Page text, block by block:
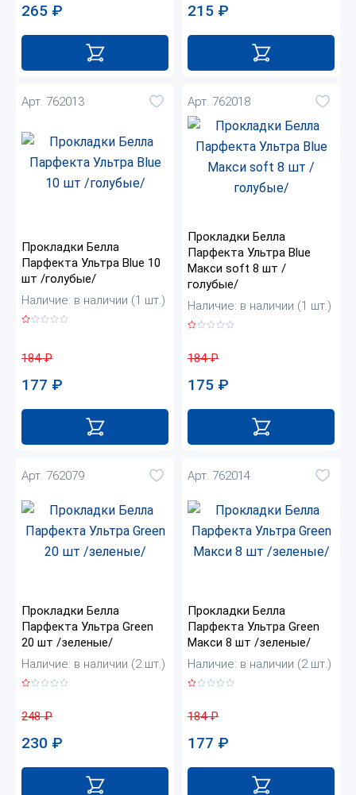
265 ₽ 215 ₽
Арт. 762013
Прокладки Белла
Парфекта Ультра Blue 10
шт /голубые/
Наличие: в наличии (1 шт.)
184₽
177 ₽
Арт. 762018
Прокладки Белла
Парфекта Ультра Blue
Макси soft 8 шт /
голубые/
Наличие: в наличии (1 шт.)
184₽
175 ₽
Арт. 762079
Прокладки Белла
Парфекта Ультра Green
20 шт /зеленые/
Наличие: в наличии (2 шт.)
248₽
230 ₽
Арт. 762014
Прокладки Белла
Парфекта Ультра Green
Макси 8 шт /зеленые/
Наличие: в наличии (2 шт.)
184₽
177 ₽